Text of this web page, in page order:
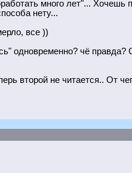
много лет"...
нету...
все ))
одновременно? чё правда?
второй не читается.. От